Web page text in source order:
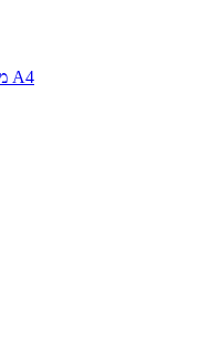
מדפסות לייזר משולבות A4